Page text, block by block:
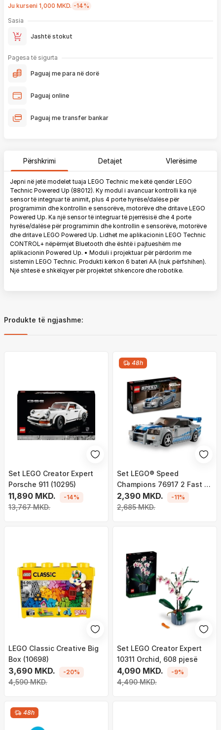
Ju kurseni 1,000 MKD. -14%
Sasia
Jashtë stokut
Pagesa të sigurta
Paguaj me para në dorë
Paguaj online
Paguaj me transfer bankar
Përshkrimi Detajet Vlerësime
Jepni në jetë modelet tuaja LEGO Technic me këtë qendër LEGO
Technic Powered Up (88012). Ky modul i avancuar kontrolli ka një
sensor të integruar të animit, plus 4 porte hyrëse/dalëse për
programimin dhe kontrollin e sensorëve, motorëve dhe dritave LEGO
Powered Up. Ka një sensor të integruar të pjerrësisë dhe 4 porte
hyrëse/dalëse për programimin dhe kontrollin e sensorëve, motorëve
dhe dritave LEGO Powered Up. Lidhet me aplikacionin LEGO Technic
CONTROL+ nëpërmjet Bluetooth dhe është i pajtueshëm me
aplikacionin Powered Up. • Moduli i projektuar për përdorim me
sistemin LEGO Technic. Produkti kërkon 6 bateri AA (nuk përfshihen).
Një shtesë e shkëlqyer për projektet shkencore dhe robotike.
Produkte të ngjashme:
Set LEGO Creator Expert
Porsche 911 (10295)
11,890 MKD.
13,767 MKD.
-14%
48h
Set LEGO® Speed
Champions 76917 2 Fast 2
Furious Nissan Skyline GT-
R (R34)
2,390 MKD.
2,685 MKD.
-11%
LEGO Classic Creative Big
Box (10698)
3,690 MKD.
4,590 MKD.
-20%
Set LEGO Creator Expert
10311 Orchid, 608 pjesë
4,090 MKD.
4,490 MKD.
-9%
48h